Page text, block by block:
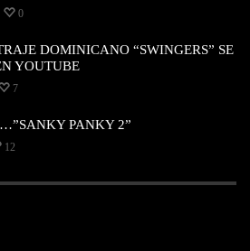
0
DOMINICANO “SWINGERS” SE
YOUTUBE
7
PANKY 2”
12